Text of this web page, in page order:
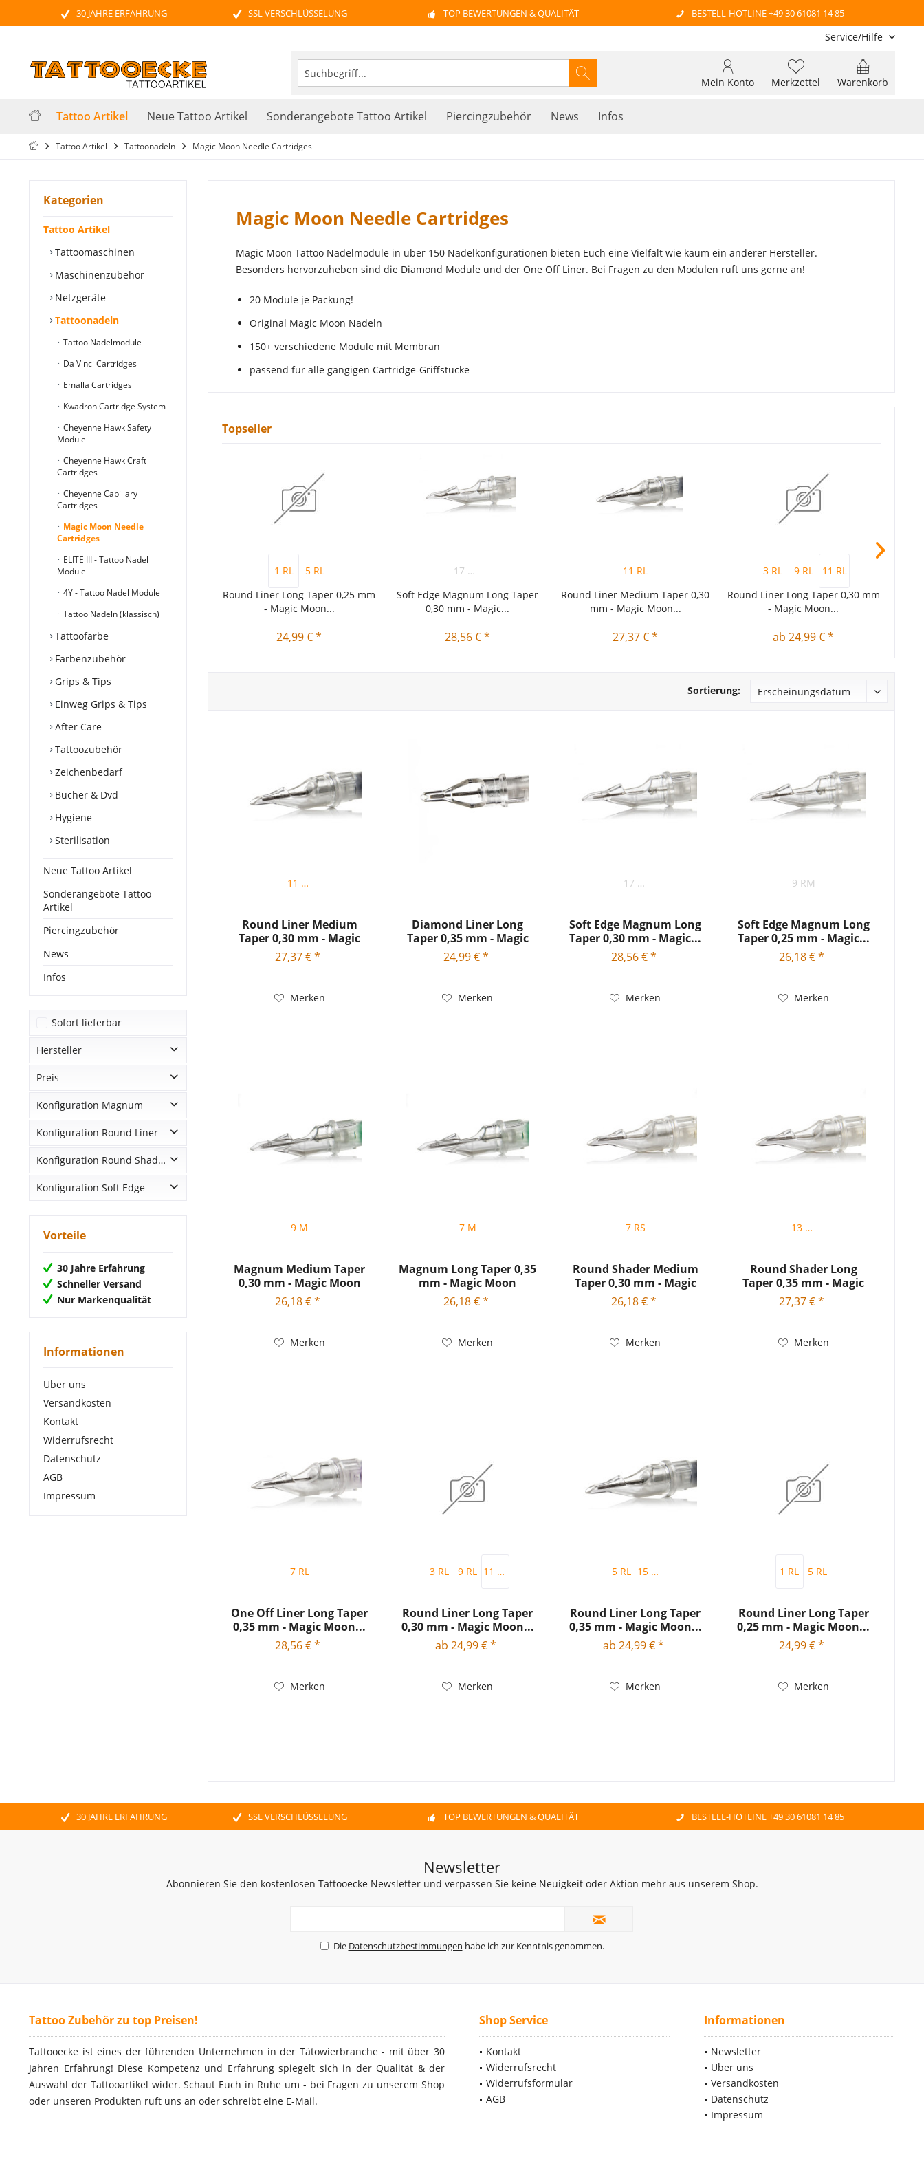
30 JAHRE ERFAHRUNG SSL VERSCHLÜSSELUNG TOP BEWERTUNGEN & QUALITÄT BESTELL-HOTLINE +49 30 61081 14 85
Service/Hilfe
Warenkorb
Merkzettel
Mein Konto
Tattoo Artikel Neue Tattoo Artikel Sonderangebote Tattoo Artikel Piercingzubehör News Infos
Tattoo Artikel Tattoonadeln Magic Moon Needle Cartridges
Kategorien
Tattoo Artikel
Tattoomaschinen
Maschinenzubehör
Netzgeräte
Tattoonadeln
Tattoo Nadelmodule
Da Vinci Cartridges
Emalla Cartridges
Kwadron Cartridge System
Cheyenne Hawk Safety
Module
Cheyenne Hawk Craft
Cartridges
Cheyenne Capillary
Cartridges
Magic Moon Needle
Cartridges
ELITE III - Tattoo Nadel
Module
4Y - Tattoo Nadel Module
Tattoo Nadeln (klassisch)
Tattoofarbe
Farbenzubehör
Grips & Tips
Einweg Grips & Tips
After Care
Tattoozubehör
Zeichenbedarf
Bücher & Dvd
Hygiene
Sterilisation
Neue Tattoo Artikel
Sonderangebote Tattoo
Artikel
Piercingzubehör
News
Infos
Sofort lieferbar
Hersteller
Magic Moon
Preis
Konfiguration Magnum
7 M
9 M
Konfiguration Round Liner
1 RL
3 RL
9 RL
15 RL
Konfiguration Round Shader
7 RS
Konfiguration Soft Edge
17 RM
Vorteile
30 Jahre Erfahrung
Schneller Versand
Nur Markenqualität
Informationen
Über uns
Versandkosten
Kontakt
Widerrufsrecht
Datenschutz
AGB
Impressum
Magic Moon Needle Cartridges
Magic Moon Tattoo Nadelmodule in über 150 Nadelkonfigurationen bieten Euch eine Vielfalt wie kaum ein anderer Hersteller.
Besonders hervorzuheben sind die Diamond Module und der One Off Liner. Bei Fragen zu den Modulen ruft uns gerne an!
20 Module je Packung!
Original Magic Moon Nadeln
150+ verschiedene Module mit Membran
passend für alle gängigen Cartridge-Griffstücke
Topseller
1 RL
5 RL
Round Liner Long Taper 0,25 mm
- Magic Moon...
24,99 € *
17 RM
Soft Edge Magnum Long Taper
0,30 mm - Magic...
28,56 € *
11 RL
Round Liner Medium Taper 0,30
mm - Magic Moon...
27,37 € *
3 RL 9 RL
11 RL
Round Liner Long Taper 0,30 mm
- Magic Moon...
ab 24,99 € *
Sortierung:
11 RL
Round Liner Medium
Taper 0,30 mm - Magic
Moon...
27,37 € *
Merken
Diamond Liner Long
Taper 0,35 mm - Magic
Moon...
24,99 € *
Merken
17 RM
Soft Edge Magnum Long
Taper 0,30 mm - Magic...
28,56 € *
Merken
9 RM
Soft Edge Magnum Long
Taper 0,25 mm - Magic...
26,18 € *
Merken
9 M
Magnum Medium Taper
0,30 mm - Magic Moon
Needle...
26,18 € *
Merken
7 M
Magnum Long Taper 0,35
mm - Magic Moon
Needle...
26,18 € *
Merken
7 RS
Round Shader Medium
Taper 0,30 mm - Magic
Moon...
26,18 € *
Merken
13 RS
Round Shader Long
Taper 0,35 mm - Magic
Moon...
27,37 € *
Merken
7 RL
One Off Liner Long Taper
0,35 mm - Magic Moon...
28,56 € *
Merken
3 RL 9 RL 11 RL
Round Liner Long Taper
0,30 mm - Magic Moon...
ab 24,99 € *
Merken
5 RL 15 RL
Round Liner Long Taper
0,35 mm - Magic Moon...
ab 24,99 € *
Merken
1 RL 5 RL
Round Liner Long Taper
0,25 mm - Magic Moon...
24,99 € *
Merken
30 JAHRE ERFAHRUNG SSL VERSCHLÜSSELUNG TOP BEWERTUNGEN & QUALITÄT BESTELL-HOTLINE +49 30 61081 14 85
Newsletter
Abonnieren Sie den kostenlosen Tattooecke Newsletter und verpassen Sie keine Neuigkeit oder Aktion mehr aus unserem Shop.
Die Datenschutzbestimmungen habe ich zur Kenntnis genommen.
Tattoo Zubehör zu top Preisen!
Tattooecke ist eines der führenden Unternehmen in der Tätowierbranche - mit über 30
Jahren Erfahrung! Diese Kompetenz und Erfahrung spiegelt sich in der Qualität & der
Auswahl der Tattooartikel wider. Schaut Euch in Ruhe um - bei Fragen zu unserem Shop
oder unseren Produkten ruft uns an oder schreibt eine E-Mail.
Shop Service
Kontakt
Widerrufsrecht
Widerrufsformular
AGB
Informationen
Newsletter
Über uns
Versandkosten
Datenschutz
Impressum